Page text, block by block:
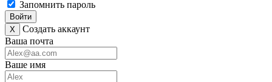
Запомнить пароль
Войти
X
Создать аккаунт
Ваша почта
Ваше имя